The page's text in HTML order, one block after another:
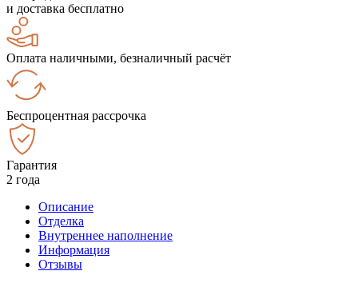
и доставка бесплатно
Оплата наличными, безналичный расчёт
Беспроцентная рассрочка
Гарантия
2 года
Описание
Отделка
Внутреннее наполнение
Информация
Отзывы